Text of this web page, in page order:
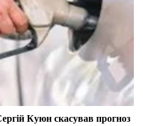
Куюн скасував прогноз